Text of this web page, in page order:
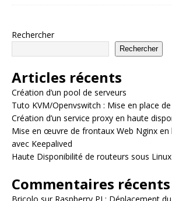
Rechercher
Rechercher
Articles récents
Création d’un pool de serveurs
Tuto KVM/Openvswitch : Mise en place
Création d’un service proxy en haute
Mise en œuvre de frontaux Web Nginx en
avec Keepalived
Haute Disponibilité de routeurs sous
Commentaires récents